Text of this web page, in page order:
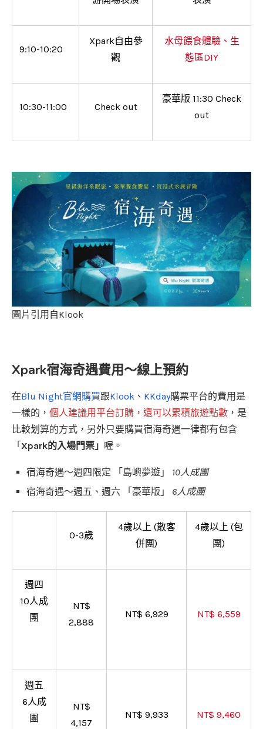
9:10-10:20
Xpark自由參
觀
水母餵食體驗、生
態區DIY
10:30-11:00 Check out
豪華版 11:30 Check
out
圖片引用自Klook
Xpark宿海奇遇費用～線上預約
在Blu Night官網購買跟Klook 、 KKday購票平台的費用是
一樣的， 個人建議用平台訂購，還可以累積旅遊點數 ，是
比較划算的方式，另外只要購買宿海奇遇一律都有包含
「 Xpark的入場門票」 喔。
宿海奇遇～週四限定 「島嶼夢遊」 10人成團
宿海奇遇～週五、週六 「豪華版」 6人成團
0-3歲
4歲以上 (散客
併團)
4歲以上 (包
團)
週四
10人成
團
NT$
2,888
NT$ 6,929 NT$ 6,559
週五
6人成
團
NT$
4,157
NT$ 9,933 NT$ 9,460